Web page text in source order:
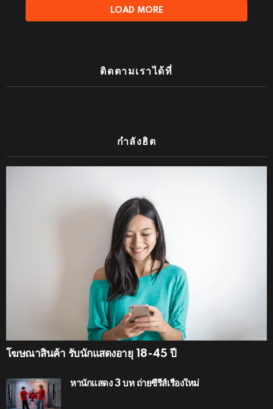
LOAD MORE
ติดตามเราได้ที่
กำลังฮิต
โฆษณาสินค้า รับนักแสดงอายุ 18-45 ปี
หานักแสดง 3 บท ถ่ายซีรีส์เรื่องใหม่